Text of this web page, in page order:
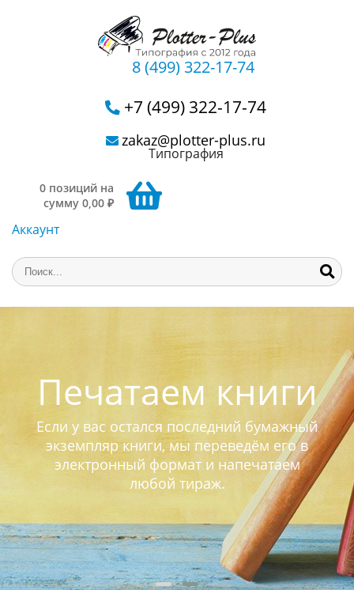
8 (499) 322-17-74
+7 (499) 322-17-74
zakaz@plotter-plus.ru
Типография
0 позиций на
сумму 0,00 ₽
Аккаунт
Печатаем книги
Если у вас остался последний бумажный
экземпляр книги, мы переведём его в
электронный формат и напечатаем
любой тираж.